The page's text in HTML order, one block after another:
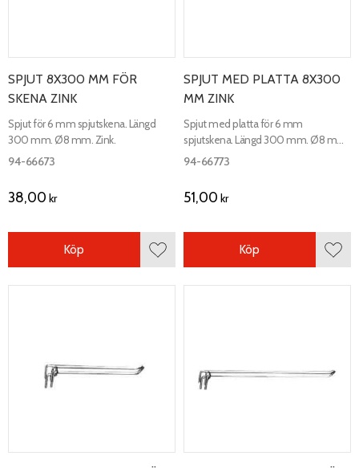
SPJUT 8X300 MM FÖR
SKENA ZINK
Spjut för 6 mm spjutskena. Längd
300 mm. Ø8 mm. Zink.
94-66673
38,00 kr
Lägg till i favoriter
Köp
SPJUT MED PLATTA 8X300
MM ZINK
Spjut med platta för 6 mm
spjutskena. Längd 300 mm. Ø8 mm.
Zink.
94-66773
51,00 kr
Köp